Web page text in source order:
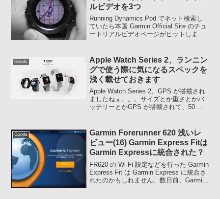
ルビデオを3つ
Running Dynamics Pod でネット検索し
ていたら本国 Garmin Official Site のチュ
ートリアルビデオページがヒットしまし
約開始と...
Goods
Apple Watch Series 2、ランニン
グで使う際に気になるスペックを
浅く載せておきます
Apple Watch Series 2、GPS が搭載され
ましたねぇ。。。サイズとか重さとかバ
ッテリーとかGPS が搭載されて、50 メ
ー的に気になるスペックを浅く調...
Goods
Garmin Forerunner 620 浅いレ
ビュー(16) Garmin Express Fitは
Garmin Expressに統合された？
FR620 の Wi-Fi 設定などを行った Garmin
Express Fit は Garmin Express に統合さ
れたのかもしれません。数日前、Garmin